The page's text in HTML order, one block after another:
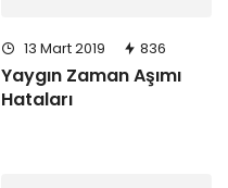
13 Mart 2019 836
Yaygın Zaman Aşımı
Hataları